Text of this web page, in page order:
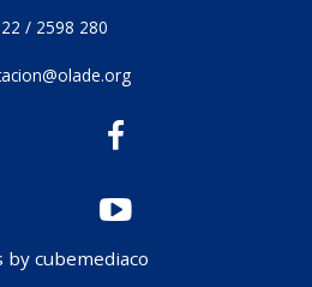
/ 2598 280
by cubemediaco